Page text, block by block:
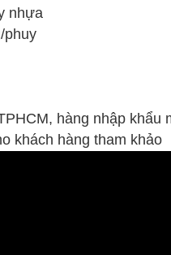
nhựa
phuy
hàng nhập khẩu
khách hàng tham khảo